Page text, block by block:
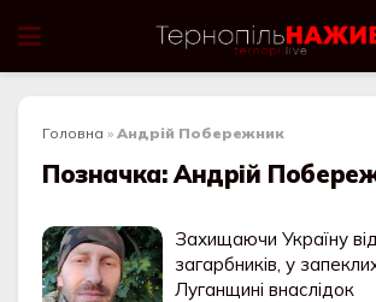
Головна » Андрій Побережник
Позначка:Андрій
Захищаючи Україну
загарбників, у
Луганщині внаслідок